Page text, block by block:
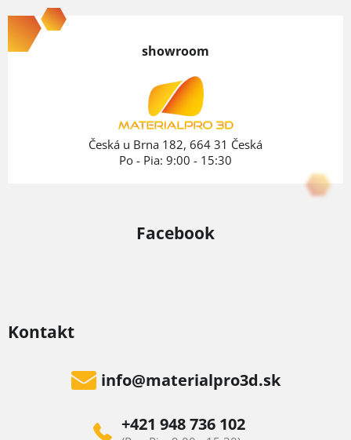
á
p
Kontakt
info@materialpro3d.sk
+421 948 736 102
showroom
Česká u Brna 182, 664 31 Česká
Po - Pia: 9:00 - 15:30
Facebook